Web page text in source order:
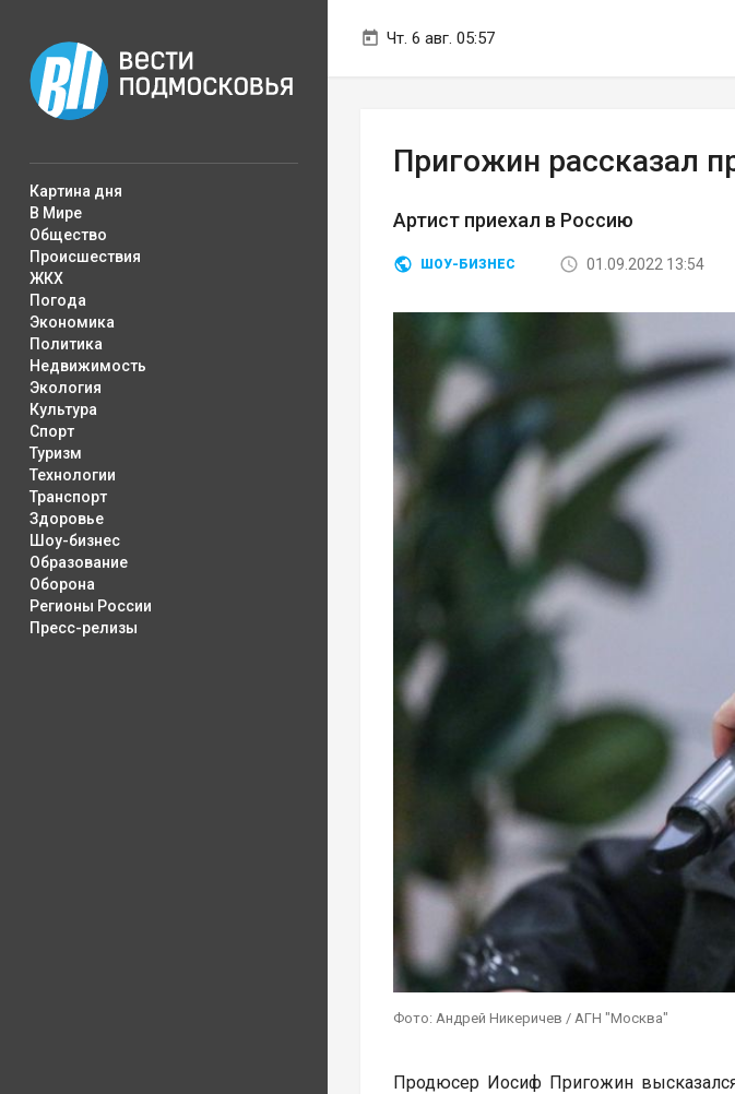
Чт. 6 авг. 05:57
Картина дня
В Мире
Общество
Происшествия
ЖКХ
Погода
Экономика
Политика
Недвижимость
Экология
Культура
Спорт
Туризм
Технологии
Транспорт
Здоровье
Шоу-бизнес
Образование
Оборона
Регионы России
Пресс-релизы
Пригожин рассказал
Артист приехал в Россию
ШОУ-БИЗНЕС 01.09.2022 13:54
Фото: Андрей Никеричев / АГН "Москва"
Продюсер Иосиф Пригожин